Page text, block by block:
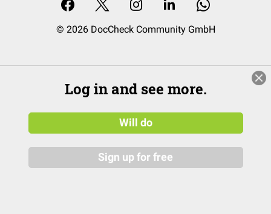
© 2026 DocCheck Community GmbH
Log in and see more.
Will do
Sign up for free